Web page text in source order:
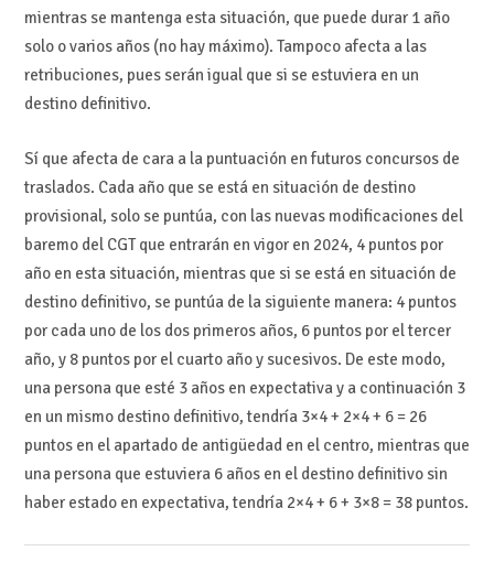
mientras se mantenga esta situación, que puede durar 1 año
solo o varios años (no hay máximo). Tampoco afecta a las
retribuciones, pues serán igual que si se estuviera en un
destino definitivo.
Sí que afecta de cara a la puntuación en futuros concursos de
traslados. Cada año que se está en situación de destino
provisional, solo se puntúa, con las nuevas modificaciones del
baremo del CGT que entrarán en vigor en 2024, 4 puntos por
año en esta situación, mientras que si se está en situación de
destino definitivo, se puntúa de la siguiente manera: 4 puntos
por cada uno de los dos primeros años, 6 puntos por el tercer
año, y 8 puntos por el cuarto año y sucesivos. De este modo,
una persona que esté 3 años en expectativa y a continuación 3
en un mismo destino definitivo, tendría 3×4 + 2×4 + 6 = 26
puntos en el apartado de antigüedad en el centro, mientras que
una persona que estuviera 6 años en el destino definitivo sin
haber estado en expectativa, tendría 2×4 + 6 + 3×8 = 38 puntos.